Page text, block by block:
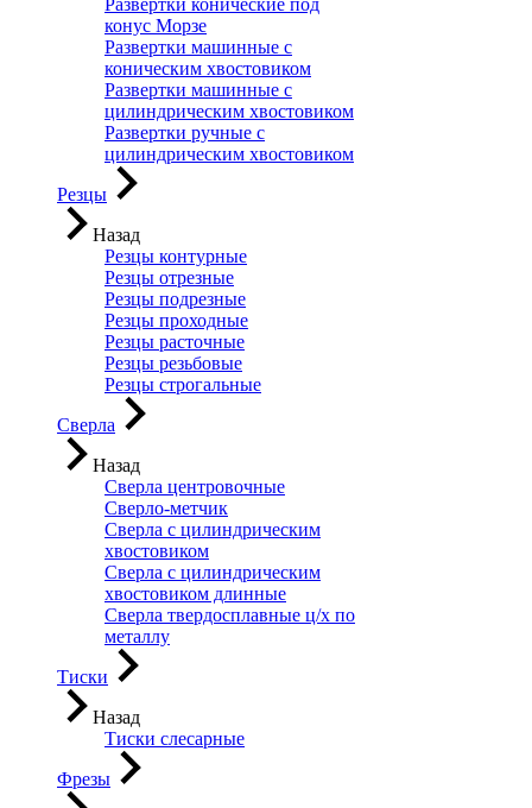
Развертки конические под
конус Морзе
Развертки машинные с
коническим хвостовиком
Развертки машинные с
цилиндрическим хвостовиком
Развертки ручные с
цилиндрическим хвостовиком
Резцы
Назад
Резцы контурные
Резцы отрезные
Резцы подрезные
Резцы проходные
Резцы расточные
Резцы резьбовые
Резцы строгальные
Сверла
Назад
Сверла центровочные
Сверло-метчик
Сверла с цилиндрическим
хвостовиком
Сверла с цилиндрическим
хвостовиком длинные
Сверла твердосплавные ц/х по
металлу
Тиски
Назад
Тиски слесарные
Фрезы